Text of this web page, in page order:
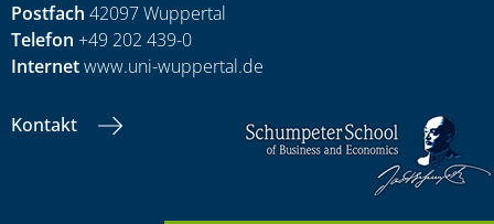
Postfach 42097 Wuppertal
Telefon +49 202 439-0
Internetwww.uni-wuppertal.de
Kontakt